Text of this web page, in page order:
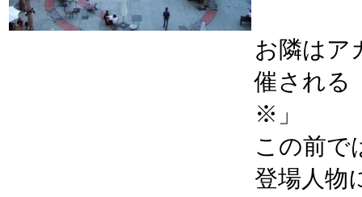
お隣はア
催される
※」
この前で
登場人物